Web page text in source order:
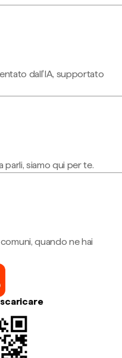
dall'IA, supportato
parli, siamo qui per te.
quando ne hai